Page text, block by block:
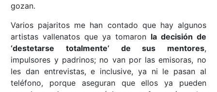
gozan.
Varios pajaritos me han contado que hay algunos
artistas vallenatos que ya tomaron la decisión de
‘destetarse totalmente’ de sus mentores,
impulsores y padrinos; no van por las emisoras, no
les dan entrevistas, e inclusive, ya ni le pasan al
teléfono, porque aseguran que ellos ya pueden